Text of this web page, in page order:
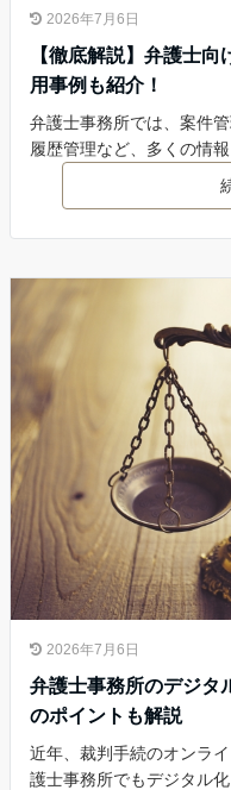
2026年7月6日
【徹底解説】弁護士
用事例も紹介！
弁護士事務所では、案件
履歴管理など、多くの情報
2026年7月6日
弁護士事務所のデジタ
のポイントも解説
近年、裁判手続のオンラ
護士事務所でもデジタル化